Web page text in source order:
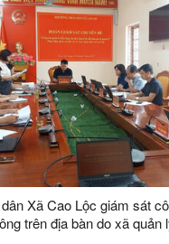
Xã Cao Lộc giám sát
trên địa bàn do xã quản